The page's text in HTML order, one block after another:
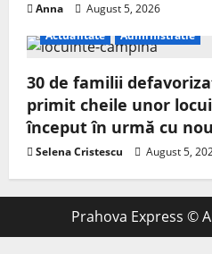
Anna
August 5, 2026
Actualitate
Administratie
30 de familii
primit cheile unor
început în urmă cu
Selena Cristescu August 5,
Prahova Express ©